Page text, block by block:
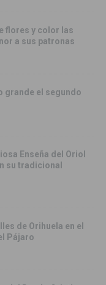
flores y color las
a sus patronas
grande el segundo
Enseña del Oriol
su tradicional
de Orihuela en el
Pájaro